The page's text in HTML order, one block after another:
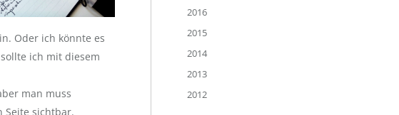
Oder ich könnte es
ich mit diesem
man muss
Seite sichtbar.
2016
2015
2014
2013
2012